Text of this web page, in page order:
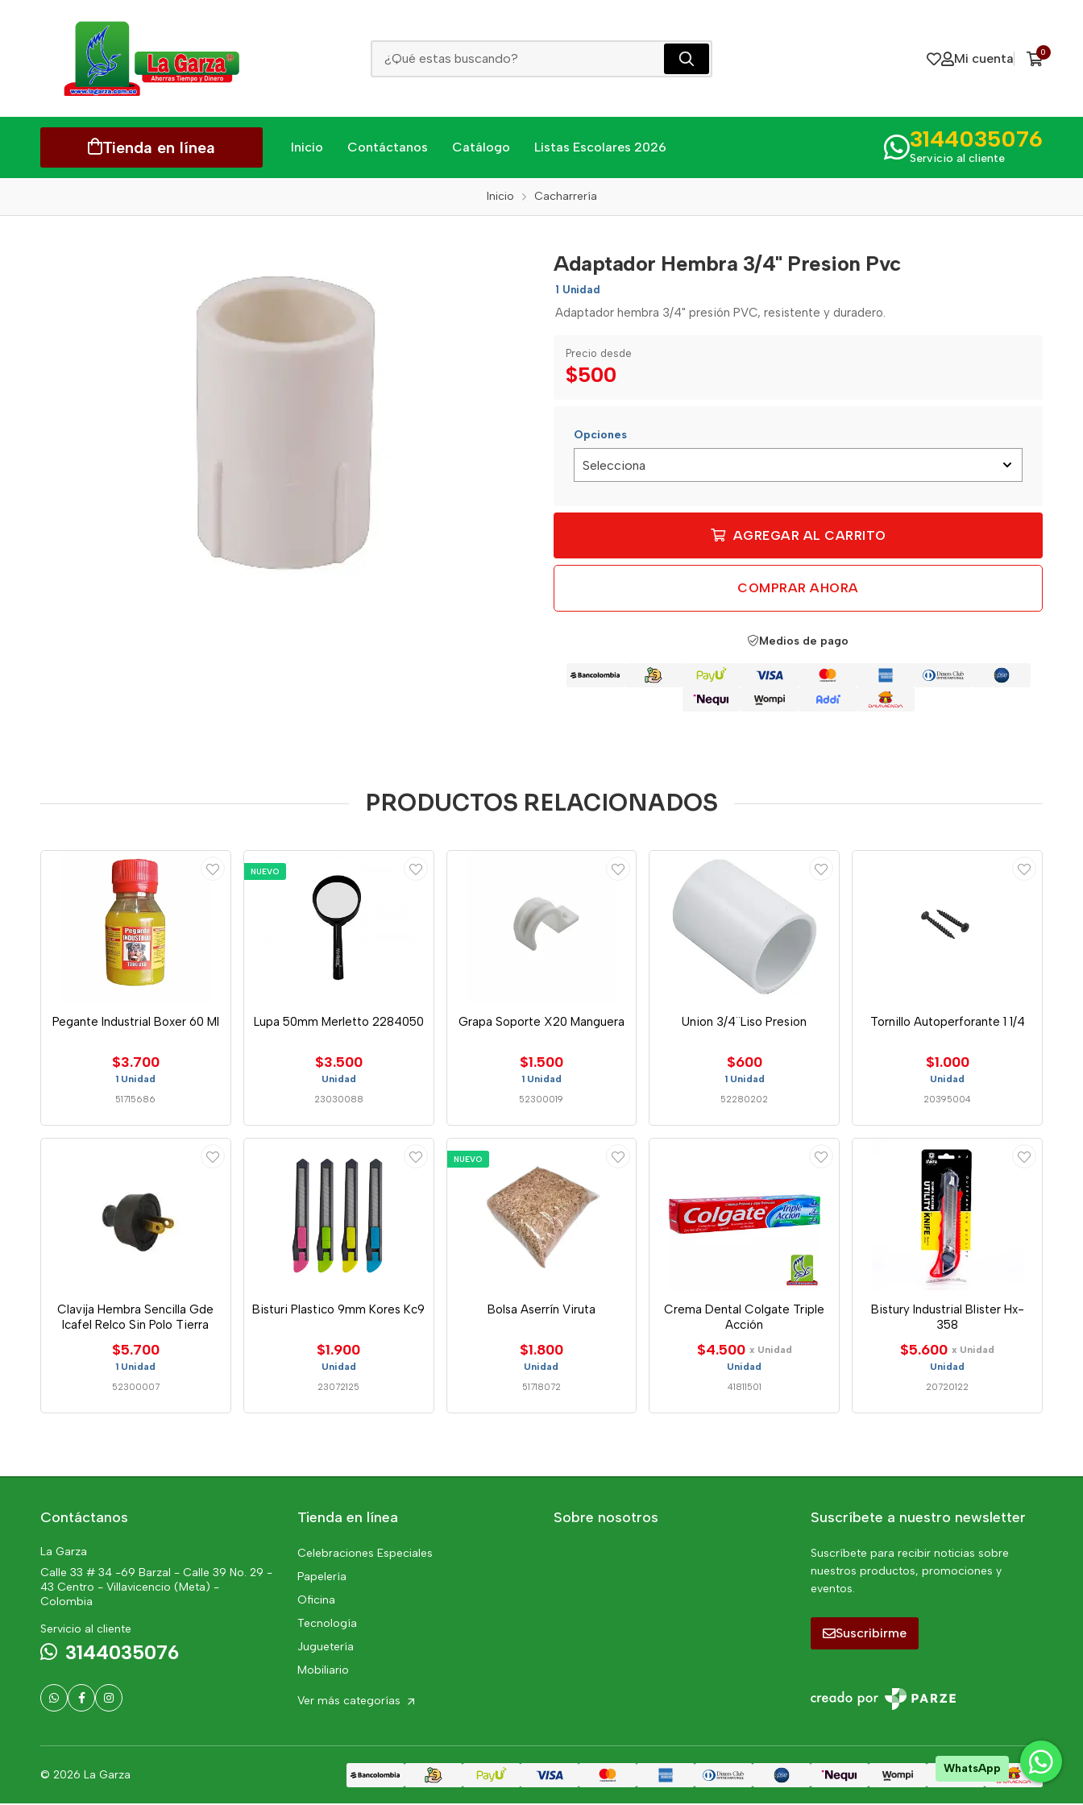
Mi cuenta 0
Tienda en línea Inicio Contáctanos Catálogo Listas Escolares 2026 3144035076
Servicio al cliente
Inicio Cacharrería
Adaptador Hembra 3/4" Presion Pvc
1 Unidad
Adaptador hembra 3/4" presión PVC, resistente y duradero.
Precio desde
$500
Opciones
AGREGAR AL CARRITO
COMPRAR AHORA
Medios de pago
PRODUCTOS RELACIONADOS
Pegante Industrial Boxer 60 Ml
$3.700
1 Unidad
51715686
NUEVO
Lupa 50mm Merletto 2284050
$3.500
Unidad
23030088
Grapa Soporte X20 Manguera
$1.500
1 Unidad
52300019
Union 3/4¨Liso Presion
$600
1 Unidad
52280202
Tornillo Autoperforante 1 1/4
$1.000
Unidad
20395004
Clavija Hembra Sencilla Gde
Icafel Relco Sin Polo Tierra
$5.700
1 Unidad
52300007
Bisturi Plastico 9mm Kores Kc9
$1.900
Unidad
23072125
NUEVO
Bolsa Aserrín Viruta
$1.800
Unidad
51718072
Crema Dental Colgate Triple
Acción
$4.500 x Unidad
Unidad
41811501
Bistury Industrial Blister Hx-
358
$5.600 x Unidad
Unidad
20720122
Contáctanos
La Garza
Calle 33 # 34 -69 Barzal - Calle 39 No. 29 -
43 Centro - Villavicencio (Meta) -
Colombia
Servicio al cliente
3144035076
Tienda en línea
Celebraciones Especiales
Papelería
Oficina
Tecnología
Juguetería
Mobiliario
Ver más categorías
Sobre nosotros Suscríbete a nuestro newsletter
Suscríbete para recibir noticias sobre
nuestros productos, promociones y
eventos.
Suscribirme
© 2026 La Garza WhatsApp